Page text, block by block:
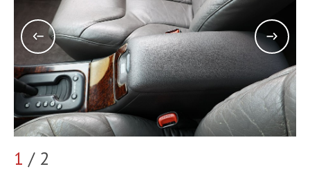
1 / 2